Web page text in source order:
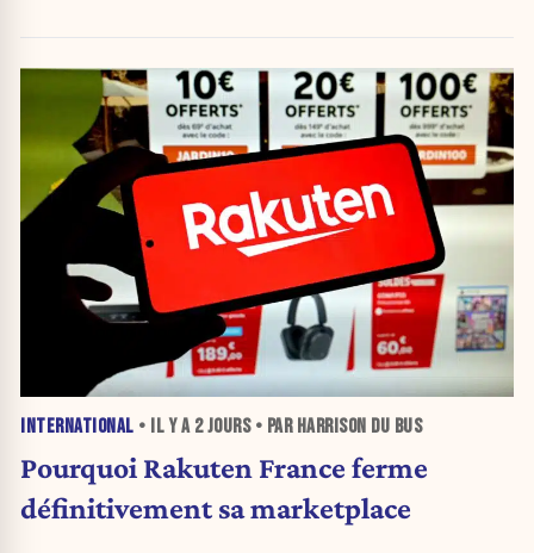
INTERNATIONAL • IL Y A 2 JOURS• PAR HARRISON DU BUS
Pourquoi Rakuten France ferme
définitivement sa marketplace